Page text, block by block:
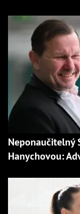
Neponaučitelný
Hanychovou: